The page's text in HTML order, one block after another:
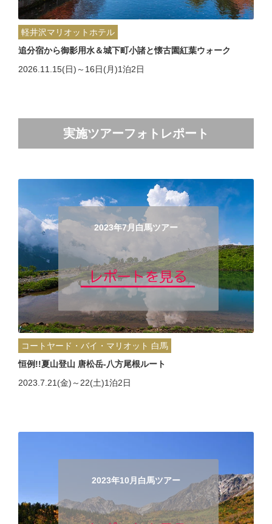
軽井沢マリオットホテル
追分宿から御影用水＆城下町小諸と懐古園紅葉ウォーク
2026.11.15(日)～16日(月)1泊2日
実施ツアーフォトレポート
2023年7月白馬ツアー
コートヤード・バイ・マリオット 白馬
恒例!!夏山登山 唐松岳-八方尾根ルート
2023.7.21(金)～22(土)1泊2日
2023年10月白馬ツアー